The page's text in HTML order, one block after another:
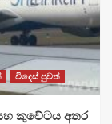
විදෙස් පුවත්
කුවේටය අතර